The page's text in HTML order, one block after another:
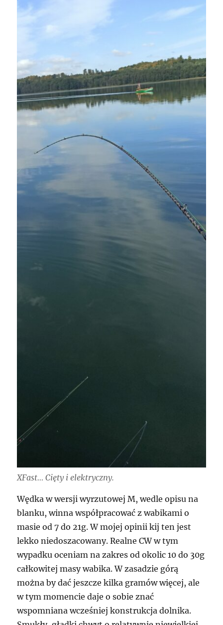
XFast… Cięty i elektryczny.
Wędka w wersji wyrzutowej M, wedle opisu na
blanku, winna współpracować z wabikami o
masie od 7 do 21g. W mojej opinii kij ten jest
lekko niedoszacowany. Realne CW w tym
wypadku oceniam na zakres od okolic 10 do 30g
całkowitej masy wabika. W zasadzie górą
można by dać jeszcze kilka gramów więcej, ale
w tym momencie daje o sobie znać
wspomniana wcześniej konstrukcja dolnika.